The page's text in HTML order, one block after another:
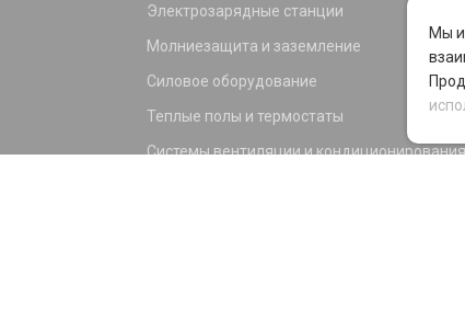
Электрозарядные станции
Молниезащита и заземление
Силовое оборудование
Теплые полы и термостаты
Системы вентиляции и
Мы